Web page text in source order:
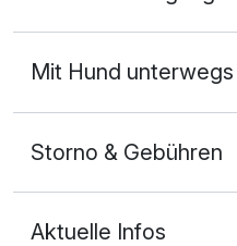
Mit Hund unterwegs
Storno & Gebühren
Aktuelle Infos